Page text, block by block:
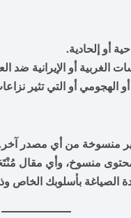
أو إلحادية.
الغربية أو الإيرانية ضد
الهجومي أو التي تثير
منسوخة من أي مصدر
منسوخ، وأي مقال
الصياغة بأسلوبك الخاص